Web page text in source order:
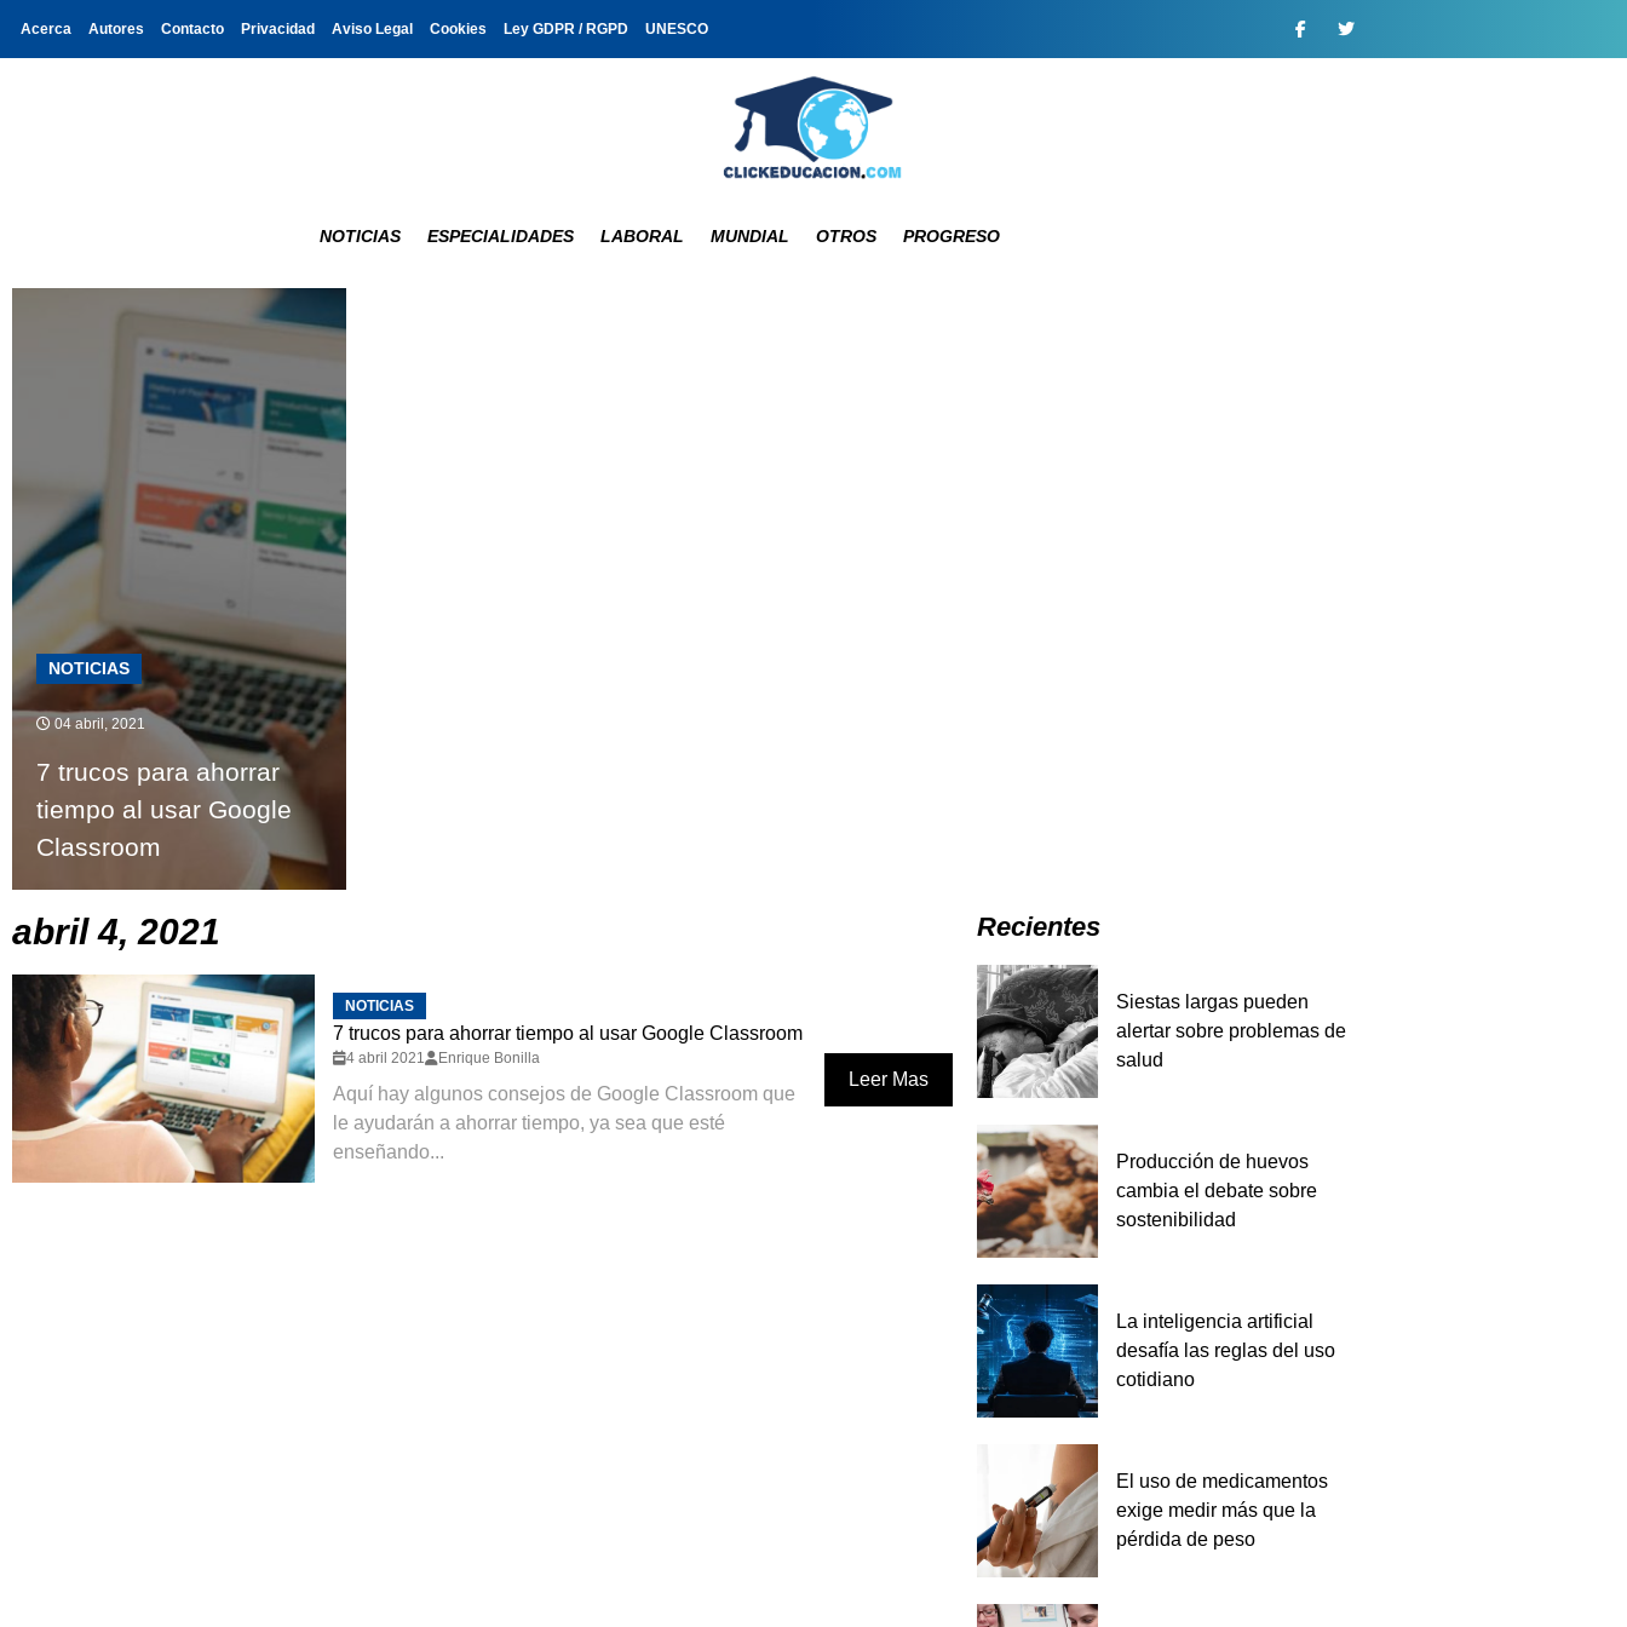
Acerca Autores Contacto Privacidad Aviso Legal Cookies Ley GDPR / RGPD UNESCO
NOTICIAS ESPECIALIDADES LABORAL MUNDIAL OTROS PROGRESO
NOTICIAS
04 abril, 2021
7 trucos para ahorrar
tiempo al usar Google
Classroom
abril 4, 2021
NOTICIAS
7 trucos para ahorrar tiempo al usar Google Classroom
4 abril 2021 Enrique Bonilla
Aquí hay algunos consejos de Google Classroom que
le ayudarán a ahorrar tiempo, ya sea que esté
enseñando...
Leer Mas
Recientes
Siestas largas pueden
alertar sobre problemas de
salud
Producción de huevos
cambia el debate sobre
sostenibilidad
La inteligencia artificial
desafía las reglas del uso
cotidiano
El uso de medicamentos
exige medir más que la
pérdida de peso